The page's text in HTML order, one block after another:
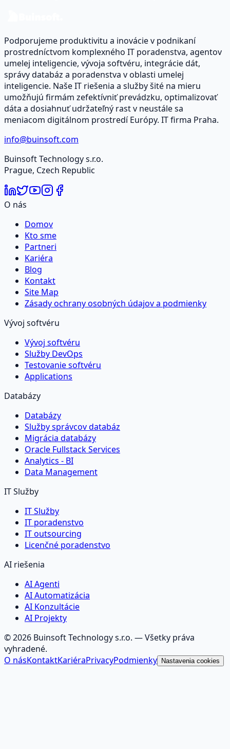
Podporujeme produktivitu a inovácie v podnikaní
prostredníctvom komplexného IT poradenstva, agentov
umelej inteligencie, vývoja softvéru, integrácie dát,
správy databáz a poradenstva v oblasti umelej
inteligencie. Naše IT riešenia a služby šité na mieru
umožňujú firmám zefektívniť prevádzku, optimalizovať
dáta a dosiahnuť udržateľný rast v neustále sa
meniacom digitálnom prostredí Európy. IT firma Praha.
info@buinsoft.com
Buinsoft Technology s.r.o.
Prague, Czech Republic
O nás
Domov
Kto sme
Partneri
Kariéra
Blog
Kontakt
Site Map
Zásady ochrany osobných údajov a podmienky
Vývoj softvéru
Vývoj softvéru
Služby DevOps
Testovanie softvéru
Applications
Databázy
Databázy
Služby správcov databáz
Migrácia databázy
Oracle Fullstack Services
Analytics - BI
Data Management
IT Služby
IT Služby
IT poradenstvo
IT outsourcing
Licenčné poradenstvo
AI riešenia
AI Agenti
AI Automatizácia
AI Konzultácie
AI Projekty
©2026 Buinsoft Technology s.r.o. — Všetky práva
vyhradené.
O násKontaktKariéraPrivacyPodmienky Nastavenia cookies